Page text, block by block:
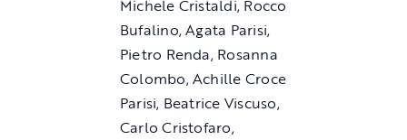
Michele Cristaldi, Rocco
Bufalino, Agata Parisi,
Pietro Renda, Rosanna
Colombo, Achille Croce
Parisi, Beatrice Viscuso,
Carlo Cristofaro,